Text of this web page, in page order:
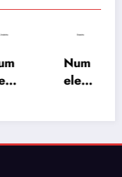
Num
ele
semn
Num
ele
ificați